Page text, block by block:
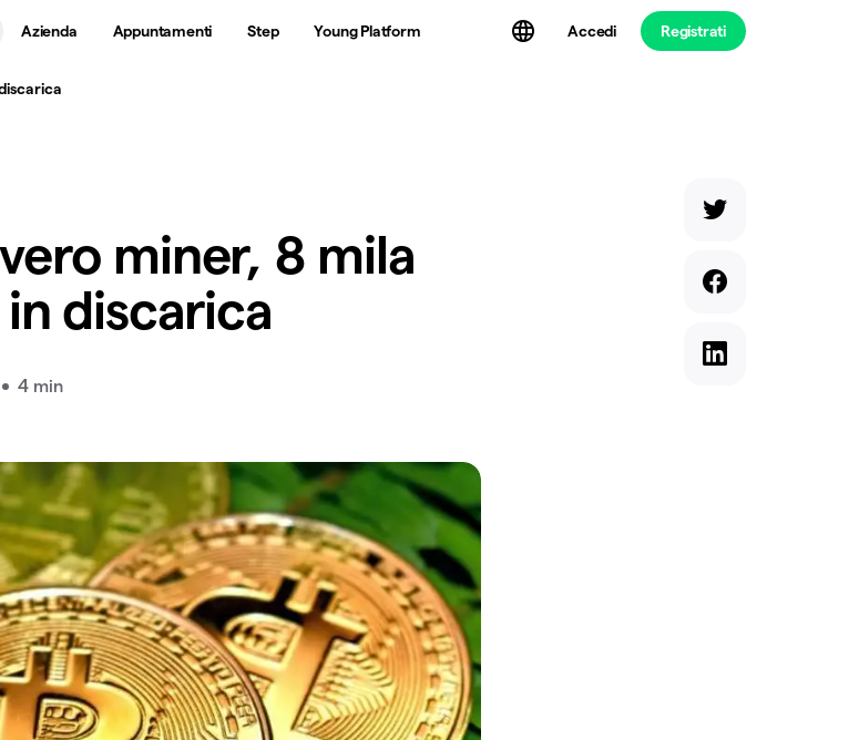
Appuntamenti
Azienda Step Young Platform Accedi Registrati
miner, 8 mila
discarica
4 min